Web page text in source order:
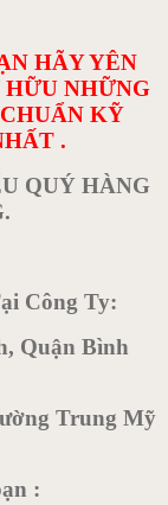
HÃY YÊN
NHỮNG
KỸ
.
QUÝ HÀNG
Công Ty:
Quận Bình
Trung Mỹ
: